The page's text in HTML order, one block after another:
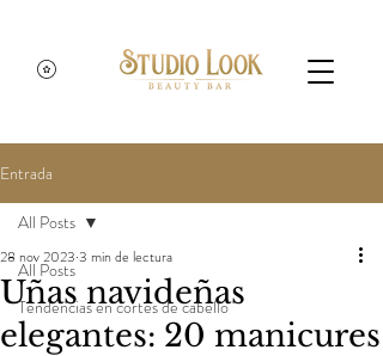
Entrada
All Posts
Tendencias en cortes de cabello
All Posts
Uñas navideñas
elegantes: 20 manicures
28 nov 2023 3 min de lectura